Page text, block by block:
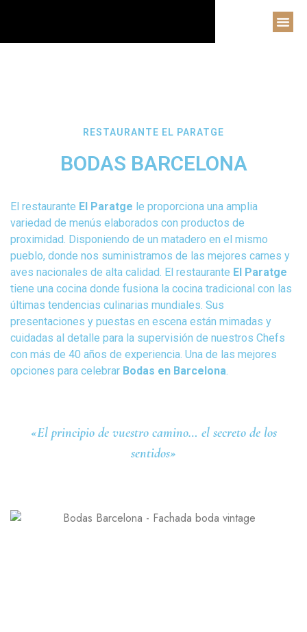
RESTAURANTE EL PARATGE
BODAS BARCELONA
El restaurante El Paratge le proporciona una amplia
variedad de menús elaborados con productos de
proximidad. Disponiendo de un matadero en el mismo
pueblo, donde nos suministramos de las mejores carnes y
aves nacionales de alta calidad. El restaurante El Paratge
tiene una cocina donde fusiona la cocina tradicional con las
últimas tendencias culinarias mundiales. Sus
presentaciones y puestas en escena están mimadas y
cuidadas al detalle para la supervisión de nuestros Chefs
con más de 40 años de experiencia. Una de las mejores
opciones para celebrar Bodas en Barcelona.
«El principio de vuestro camino… el secreto de los
sentidos»